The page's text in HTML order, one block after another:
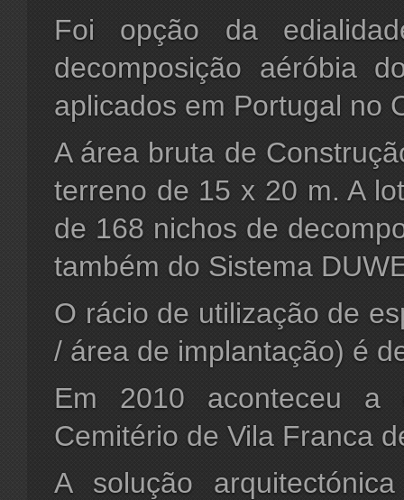
Foi opção da
decomposição aéróbia
aplicados em Portugal no
A área bruta de
terreno de 15 x 20 m. A
de 168 nichos de
também do Sistema
O rácio de utilização de
/ área de implantação) é
Em 2010 aconteceu a
Cemitério de Vila Franca
A solução